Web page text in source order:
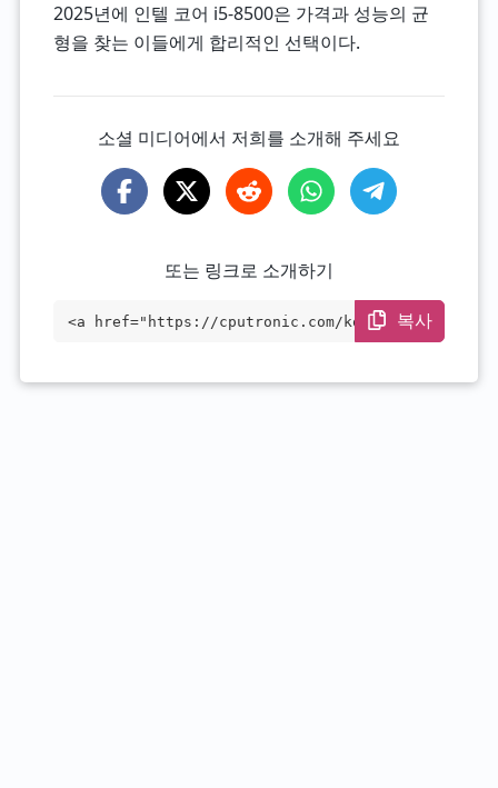
2025년에 인텔 코어 i5-8500은 가격과 성능의 균
형을 찾는 이들에게 합리적인 선택이다.
소셜 미디어에서 저희를 소개해 주세요
또는 링크로 소개하기
<a href="https://cputronic.com/ko/cpu/in
복사